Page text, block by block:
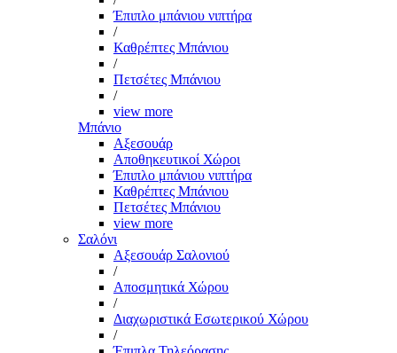
Έπιπλο μπάνιου νιπτήρα
/
Καθρέπτες Μπάνιου
/
Πετσέτες Μπάνιου
/
view more
Μπάνιο
Αξεσουάρ
Αποθηκευτικοί Χώροι
Έπιπλο μπάνιου νιπτήρα
Καθρέπτες Μπάνιου
Πετσέτες Μπάνιου
view more
Σαλόνι
Αξεσουάρ Σαλονιού
/
Αποσμητικά Χώρου
/
Διαχωριστικά Εσωτερικού Χώρου
/